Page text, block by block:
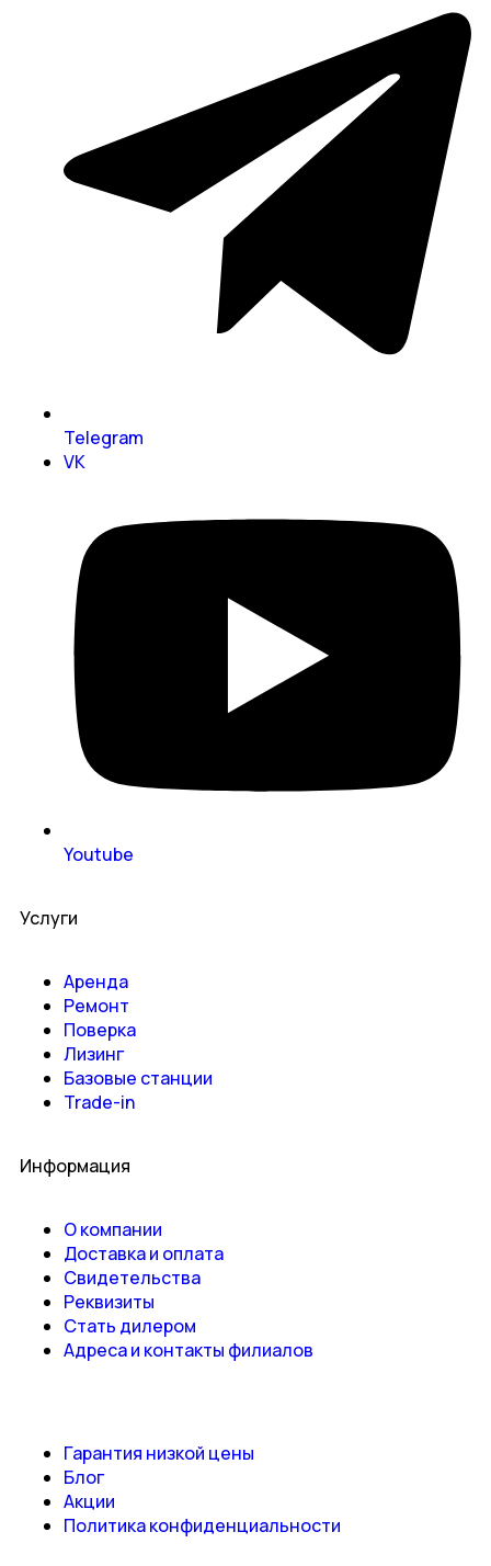
Telegram
VK
Youtube
Услуги
Аренда
Ремонт
Поверка
Лизинг
Базовые станции
Trade-in
Информация
О компании
Доставка и оплата
Свидетельства
Реквизиты
Стать дилером
Адреса и контакты филиалов
Гарантия низкой цены
Блог
Акции
Политика конфиденциальности